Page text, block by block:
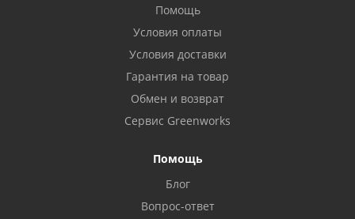
Помощь
Условия оплаты
Условия доставки
Гарантия на товар
Обмен и возврат
Сервис Greenworks
Помощь
Блог
Вопрос-ответ